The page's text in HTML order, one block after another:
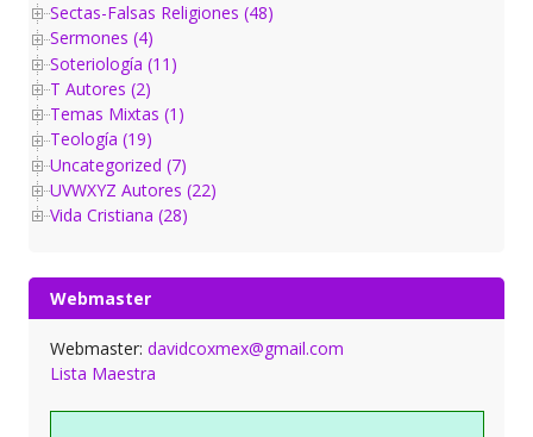
Sectas-Falsas Religiones (48)
Sermones (4)
Soteriología (11)
T Autores (2)
Temas Mixtas (1)
Teología (19)
Uncategorized (7)
UVWXYZ Autores (22)
Vida Cristiana (28)
Webmaster
Webmaster: davidcoxmex@gmail.com
Lista Maestra